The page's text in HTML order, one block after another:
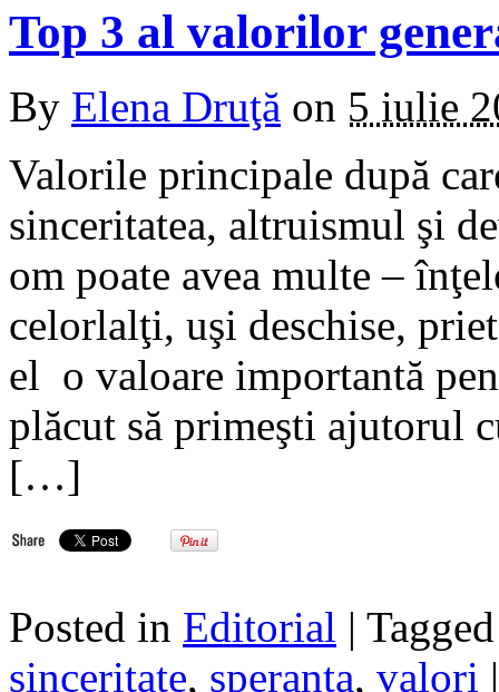
Top 3 al valorilor
By Elena Druţă on 5 iulie
Valorile principale după
sinceritatea, altruismul şi
om poate avea multe –
celorlalţi, uşi deschise,
el o valoare importantă
plăcut să primeşti ajutorul
[…]
Posted in Editorial |
sinceritate, speranta, valori